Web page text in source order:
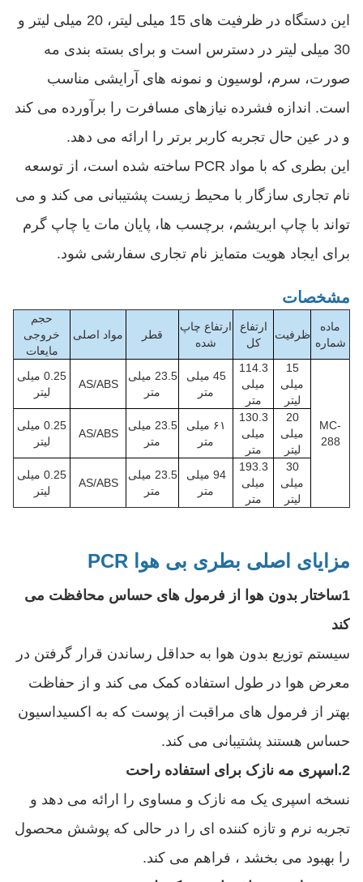
این دستگاه در ظرفیت های 15 میلی لیتر، 20 میلی لیتر و
30 میلی لیتر در دسترس است و برای بسته بندی مه
صورت، سرم، لوسیون و نمونه های آرایشی مناسب
است. اندازه فشرده نیازهای مسافرت را برآورده می کند
و در عین حال تجربه کاربر برتر را ارائه می دهد.
این بطری که با مواد PCR ساخته شده است، از توسعه
نام تجاری سازگار با محیط زیست پشتیبانی می کند و می
تواند با چاپ ابریشم، برچسب ها، پایان مات یا چاپ گرم
برای ایجاد هویت متمایز نام تجاری سفارشی شود.
مشخصات
ماده
شماره
ظرفیت
ارتفاع
کل
ارتفاع چاپ
شده
قطر مواد اصلی
حجم
خروجی
مایعات
MC-
288
15
میلی
لیتر
114.3
میلی
متر
45 میلی
متر
23.5 میلی
متر
AS/ABS
0.25 میلی
لیتر
20
میلی
لیتر
130.3
میلی
متر
۶۱ میلی
متر
23.5 میلی
متر
AS/ABS
0.25 میلی
لیتر
30
میلی
لیتر
193.3
میلی
متر
94 میلی
متر
23.5 میلی
متر
AS/ABS
0.25 میلی
لیتر
مزایای اصلی بطری بی هوا PCR
1ساختار بدون هوا از فرمول های حساس محافظت می
کند
سیستم توزیع بدون هوا به حداقل رساندن قرار گرفتن در
معرض هوا در طول استفاده کمک می کند و از حفاظت
بهتر از فرمول های مراقبت از پوست که به اکسیداسیون
حساس هستند پشتیبانی می کند.
2. اسپری مه نازک برای استفاده راحت
نسخه اسپری یک مه نازک و مساوی را ارائه می دهد و
تجربه نرم و تازه کننده ای را در حالی که پوشش محصول
را بهبود می بخشد ، فراهم می کند.